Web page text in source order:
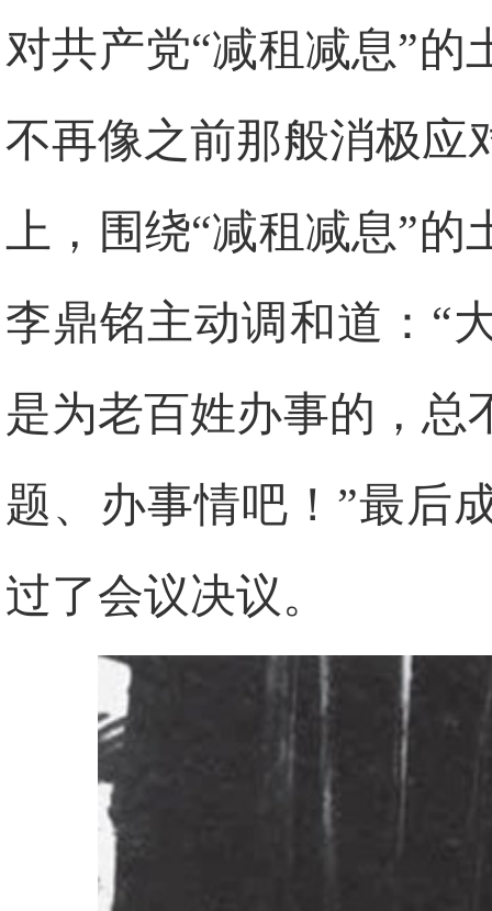
对共产党“减租减息”的
不再像之前那般消极应
上，围绕“减租减息”的
李鼎铭主动调和道：“
是为老百姓办事的，总
题、办事情吧！”最后
过了会议决议。